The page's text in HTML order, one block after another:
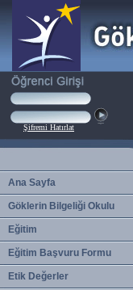
Şifremi Hatırlat
Ana Sayfa
Göklerin Bilgeliği Okulu
Eğitim
Eğitim Başvuru Formu
Etik Değerler